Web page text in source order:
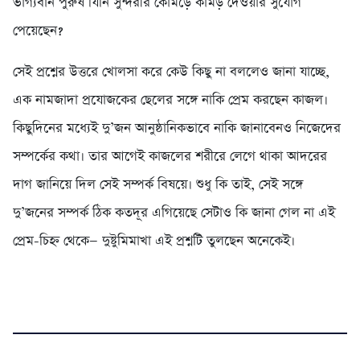
পেয়েছেন?
সেই প্রশ্নের উত্তরে খোলসা করে কেউ কিছু না বললেও জানা যাচ্ছে,
এক নামজাদা প্রযোজকের ছেলের সঙ্গে নাকি প্রেম করছেন কাজল।
কিছুদিনের মধ্যেই দু’জন আনুষ্ঠানিকভাবে নাকি জানাবেনও নিজেদের
সম্পর্কের কথা। তার আগেই কাজলের শরীরে লেগে থাকা আদরের
দাগ জানিয়ে দিল সেই সম্পর্ক বিষয়ে। শুধু কি তাই, সেই সঙ্গে
দু’জনের সম্পর্ক ঠিক কতদূর এগিয়েছে সেটাও কি জানা গেল না এই
প্রেম-চিহ্ন থেকে— দুষ্টুমিমাখা এই প্রশ্নটি তুলছেন অনেকেই।